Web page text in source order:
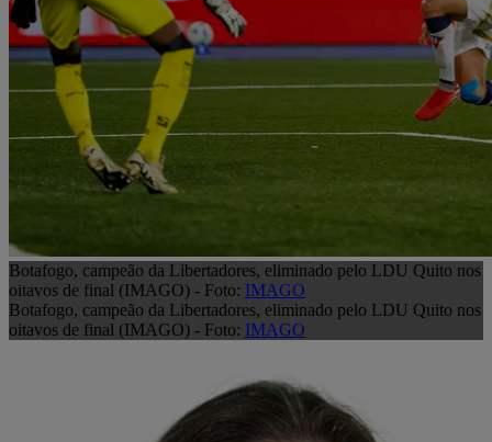
Botafogo, campeão da Libertadores, eliminado pelo LDU Quito nos
oitavos de final (IMAGO) - Foto: IMAGO
Botafogo, campeão da Libertadores, eliminado pelo LDU Quito nos
oitavos de final (IMAGO) - Foto: IMAGO